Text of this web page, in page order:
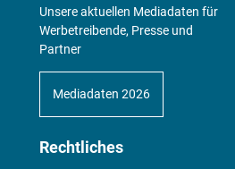
Unsere aktuellen Mediadaten für
Werbetreibende, Presse und
Partner
Mediadaten 2026
Rechtliches